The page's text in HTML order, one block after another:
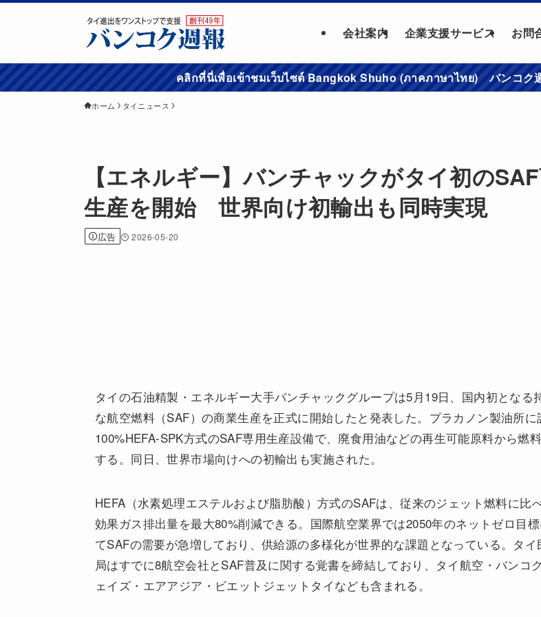
会社案内 企業支援サービス お問
คลิกที่นี่เพื่อเข้าชมเว็บไซต์ Bangkok Shuho (ภาคภาษาไทย) バンコク週
ホーム タイニュース
【エネルギー】バンチャックがタイ初の
生産を開始 世界向け初輸出も同時実現
広告 2026-05-20
タイの石油精製・エネルギー大手バンチャックグループは5月19日、国内初となる
な航空燃料（SAF）の商業生産を正式に開始したと発表した。プラカノン製油所に
100%HEFA-SPK方式のSAF専用生産設備で、廃食用油などの再生可能原料から燃
する。同日、世界市場向けへの初輸出も実施された。
HEFA（水素処理エステルおよび脂肪酸）方式のSAFは、従来のジェット燃料に比
効果ガス排出量を最大80%削減できる。国際航空業界では2050年のネットゼロ目
てSAFの需要が急増しており、供給源の多様化が世界的な課題となっている。タイ
局はすでに8航空会社とSAF普及に関する覚書を締結しており、タイ航空・バンコ
ェイズ・エアアジア・ビエットジェットタイなども含まれる。